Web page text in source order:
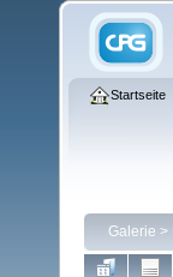
Startseite
Galerie >